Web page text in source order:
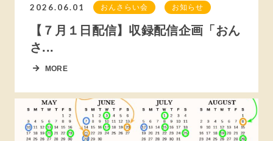
2026.06.01 おんさらい会 お知らせ
【７月１日配信】収録配信企画「おん
さ...
MORE